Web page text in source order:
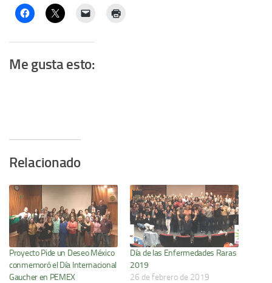
Me gusta esto:
Relacionado
Proyecto Pide un Deseo México
conmemoró el Día Internacional
Gaucher en PEMEX
Día de las Enfermedades Raras
2019
26 de febrero de 2019